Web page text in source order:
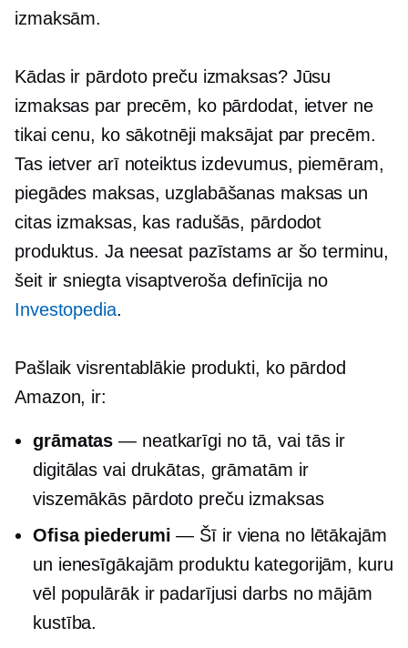
izmaksām.
Kādas ir pārdoto preču izmaksas? Jūsu
izmaksas par precēm, ko pārdodat, ietver ne
tikai cenu, ko sākotnēji maksājat par precēm.
Tas ietver arī noteiktus izdevumus, piemēram,
piegādes maksas, uzglabāšanas maksas un
citas izmaksas, kas radušās, pārdodot
produktus. Ja neesat pazīstams ar šo terminu,
šeit ir sniegta visaptveroša definīcija no
Investopedia.
Pašlaik visrentablākie produkti, ko pārdod
Amazon, ir:
grāmatas — neatkarīgi no tā, vai tās ir
digitālas vai drukātas, grāmatām ir
viszemākās pārdoto preču izmaksas
Ofisa piederumi — Šī ir viena no lētākajām
un ienesīgākajām produktu kategorijām, kuru
vēl populārāk ir padarījusidarbs no mājām
kustība.